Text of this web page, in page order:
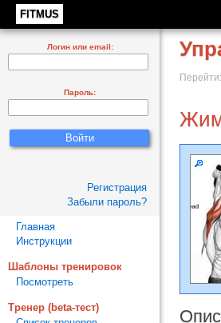
FITMUS
Перейти:
Жим
Логин или email:
Пароль:
Регистрация
Забыли пароль?
Главная
Инструкции
Шаблоны тренировок
Посмотреть
Тренер (beta-тест)